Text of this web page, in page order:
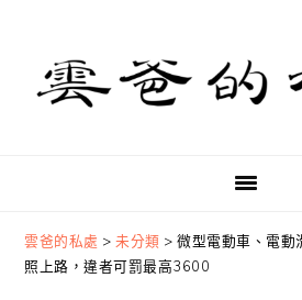
primary
navigation
content
primary
sidebar
雲爸的私處 >未分類 >微型電動車、電動
照上路，違者可罰最高3600